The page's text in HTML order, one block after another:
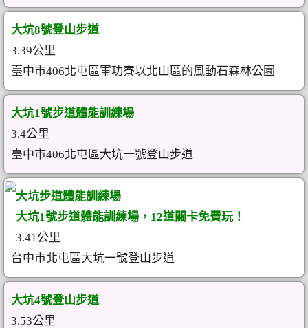
大坑8號登山步道
3.39公里
臺中市406北屯區軍功寮以北山區的風動石森林公園
大坑1號步道體能訓練場
3.4公里
臺中市406北屯區大坑一號登山步道
大坑步道體能訓練場
大坑1號步道體能訓練場，12道關卡免費玩！
3.41公里
台中市北屯區大坑一號登山步道
大坑4號登山步道
3.53公里